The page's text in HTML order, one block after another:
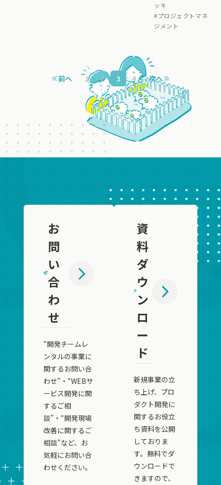
ッキ
#プロジェクトマネ
ジメント
前へ 1 2 3 4 次へ
お
問
い
合
わ
せ
“開発チームレ
ンタルの事業に
関するお問い合
わせ”・“WEBサ
ービス開発に関
するご相
談”・“開発現場
改善に関するご
相談”など、お
気軽にお問い合
わせください。
資
料
ダ
ウ
ン
ロ
ー
ド
新規事業の立
ち上げ、プロ
ダクト開発に
関するお役立
ち資料を公開
しておりま
す。無料でダ
ウンロードで
きますので、